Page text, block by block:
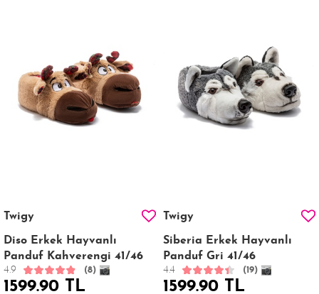
Twigy
Diso Erkek Hayvanlı
Panduf Kahverengi 41/46
4.9 (8)
1599.90 TL
Twigy
Siberia Erkek Hayvanlı
Panduf Gri 41/46
4.4 (19)
1599.90 TL